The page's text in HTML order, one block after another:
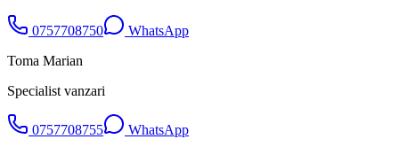
0757708750
WhatsApp
Toma Marian
Specialist vanzari
0757708755
WhatsApp